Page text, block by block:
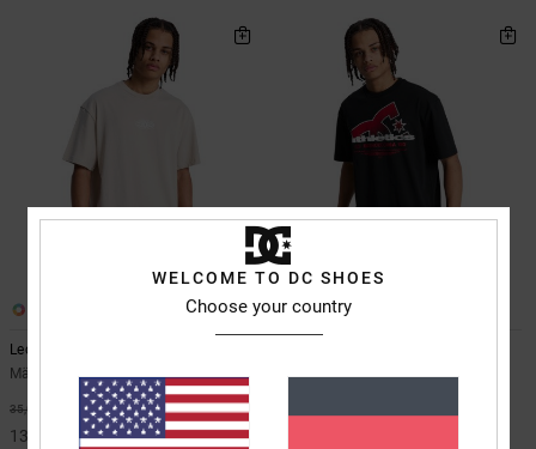
Lectric
Männer Beige T-Shirt
35,00 € 63%
13,12 €
3
Männer Schwarz T-Shirt
WELCOME TO DC SHOES
Choose your country